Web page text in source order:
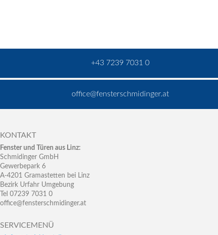
+43 7239 7031 0
office@fensterschmidinger.at
KONTAKT
Fenster und Türen aus Linz:
Schmidinger GmbH
Gewerbepark 6
A-4201 Gramastetten bei Linz
Bezirk Urfahr Umgebung
Tel 07239 7031 0
office@fensterschmidinger.at
SERVICEMENÜ